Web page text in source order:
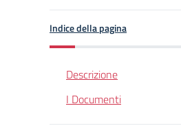
Indice della pagina
Descrizione
I Documenti